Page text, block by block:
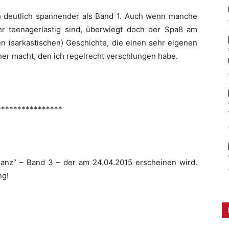
spannender als Band 1. Auch wenn manche
teenagerlastig sind, überwiegt doch der Spaß am
(sarkastischen) Geschichte, die einen sehr eigenen
macht, den ich regelrecht verschlungen habe.
– Band 3 – der am 24.04.2015 erscheinen wird.